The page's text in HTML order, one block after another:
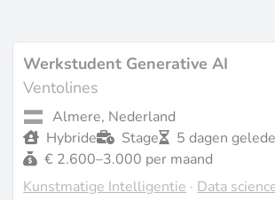
Werkstudent Generative AI
Ventolines
Almere, Nederland
Hybride
Stage
5 dagen
€ 2.600–3.000 per maand
Kunstmatige Intelligentie · Data